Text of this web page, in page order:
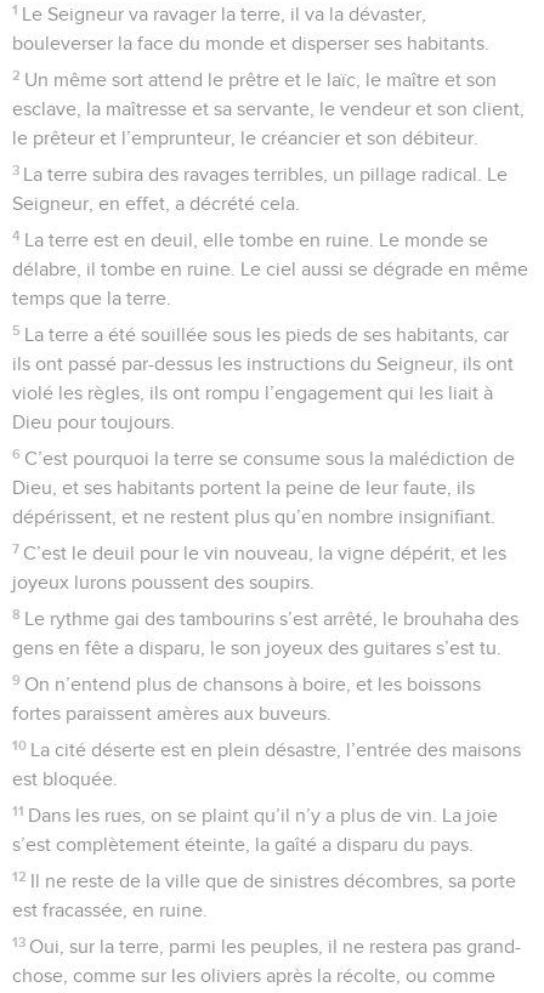
1 Le Seigneur va ravager la terre, il va la dévaster,
bouleverser la face du monde et disperser ses habitants.
2 Un même sort attend le prêtre et le laïc, le maître et son
esclave, la maîtresse et sa servante, le vendeur et son client,
le prêteur et l’emprunteur, le créancier et son débiteur.
3 La terre subira des ravages terribles, un pillage radical. Le
Seigneur, en effet, a décrété cela.
4 La terre est en deuil, elle tombe en ruine. Le monde se
délabre, il tombe en ruine. Le ciel aussi se dégrade en même
temps que la terre.
5 La terre a été souillée sous les pieds de ses habitants, car
ils ont passé par-dessus les instructions du Seigneur, ils ont
violé les règles, ils ont rompu l’engagement qui les liait à
Dieu pour toujours.
6 C’est pourquoi la terre se consume sous la malédiction de
Dieu, et ses habitants portent la peine de leur faute, ils
dépérissent, et ne restent plus qu’en nombre insignifiant.
7 C’est le deuil pour le vin nouveau, la vigne dépérit, et les
joyeux lurons poussent des soupirs.
8 Le rythme gai des tambourins s’est arrêté, le brouhaha des
gens en fête a disparu, le son joyeux des guitares s’est tu.
9 On n’entend plus de chansons à boire, et les boissons
fortes paraissent amères aux buveurs.
10 La cité déserte est en plein désastre, l’entrée des maisons
est bloquée.
11 Dans les rues, on se plaint qu’il n’y a plus de vin. La joie
s’est complètement éteinte, la gaîté a disparu du pays.
12 Il ne reste de la ville que de sinistres décombres, sa porte
est fracassée, en ruine.
13 Oui, sur la terre, parmi les peuples, il ne restera pas grand-
chose, comme sur les oliviers après la récolte, ou comme